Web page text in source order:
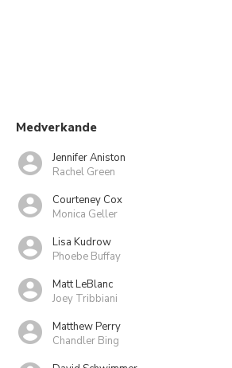
Medverkande
Jennifer Aniston
Rachel Green
Courteney Cox
Monica Geller
Lisa Kudrow
Phoebe Buffay
Matt LeBlanc
Joey Tribbiani
Matthew Perry
Chandler Bing